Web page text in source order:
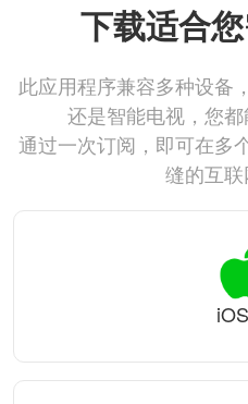
下载适合
此应用程序兼容多种设备
还是智能电视，您都
通过一次订阅，即可在多
缝的互联